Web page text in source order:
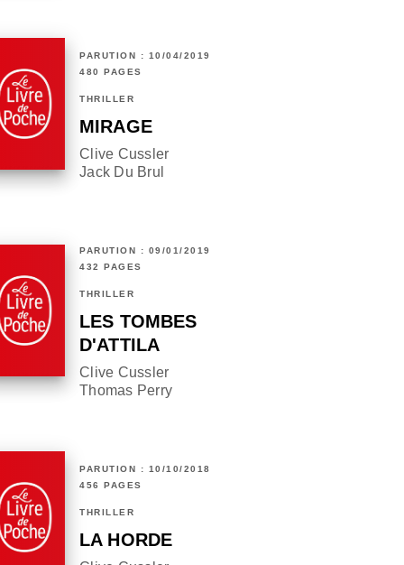
PARUTION : 10/04/2019
480 PAGES
THRILLER
MIRAGE
Clive Cussler
Jack Du Brul
PARUTION : 09/01/2019
432 PAGES
THRILLER
LES TOMBES
D'ATTILA
Clive Cussler
Thomas Perry
PARUTION : 10/10/2018
456 PAGES
THRILLER
LA HORDE